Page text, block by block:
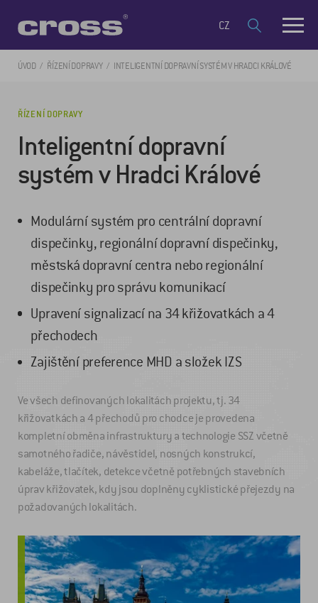
CZ
ÚVOD ŘÍZENÍ DOPRAVY INTELIGENTNÍ DOPRAVNÍ SYSTÉM V HRADCI KRÁLOVÉ
ŘÍZENÍ DOPRAVY
Inteligentní dopravní
systém v Hradci Králové
Modulární systém pro centrální dopravní
dispečinky, regionální dopravní dispečinky,
městská dopravní centra nebo regionální
dispečinky pro správu komunikací
Upravení signalizací na 34 křižovatkách a 4
přechodech
Zajištění preference MHD a složek IZS
Ve všech definovaných lokalitách projektu, tj. 34
křižovatkách a 4 přechodů pro chodce je provedena
kompletní obměna infrastruktury a technologie SSZ včetně
samotného řadiče, návěstidel, nosných konstrukcí,
kabeláže, tlačítek, detekce včetně potřebných stavebních
úprav křižovatek, kdy jsou doplněny cyklistické přejezdy na
požadovaných lokalitách.